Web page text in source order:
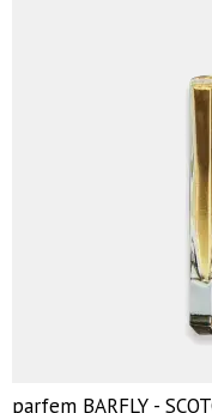
parfem BARFLY -